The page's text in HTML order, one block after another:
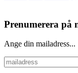
Prenumerera på
Ange din mailadress...
mailadress